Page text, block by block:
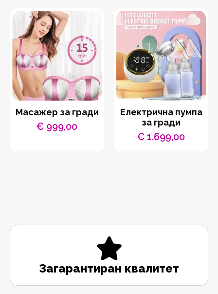
Масажер за гради
€ 999,00
Електрична пумпа
за гради
€ 1.699,00
Загарантиран квалитет